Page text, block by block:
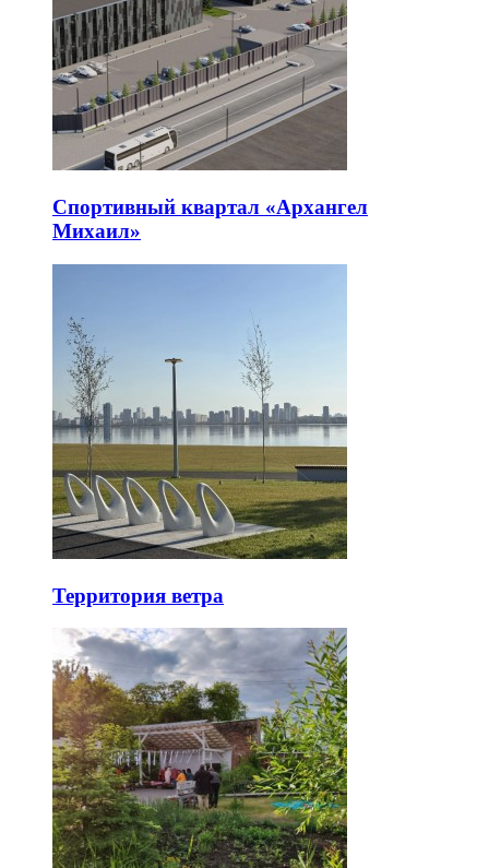
Спортивный квартал «Архангел
Михаил»
Территория ветра